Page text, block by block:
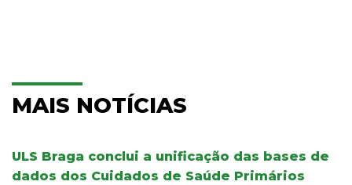
MAIS NOTÍCIAS
ULS Braga conclui a unificação das bases de
dados dos Cuidados de Saúde Primários